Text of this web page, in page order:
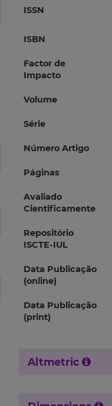
ISSN
ISBN
Factor de
Impacto
Volume
Série
Número Artigo
Páginas
Avaliado
Cientificamente
Repositório
ISCTE-IUL
Data Publicação
(online)
Data Publicação
(print)
Altmetric